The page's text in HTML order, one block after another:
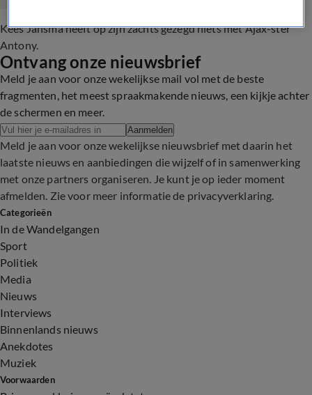
Kees Jansma heeft op zijn zachts gezegd niets met Ajax-ster
Antony.
Ontvang onze nieuwsbrief
Meld je aan voor onze wekelijkse mail vol met de beste
fragmenten, het meest spraakmakende nieuws, een kijkje achter
de schermen en meer.
Aanmelden
Meld je aan voor onze wekelijkse nieuwsbrief met daarin het
laatste nieuws en aanbiedingen die wijzelf of in samenwerking
met onze partners organiseren. Je kunt je op ieder moment
afmelden. Zie voor meer informatie de privacyverklaring.
Categorieën
In de Wandelgangen
Sport
Politiek
Media
Nieuws
Interviews
Binnenlands nieuws
Anekdotes
Muziek
Voorwaarden